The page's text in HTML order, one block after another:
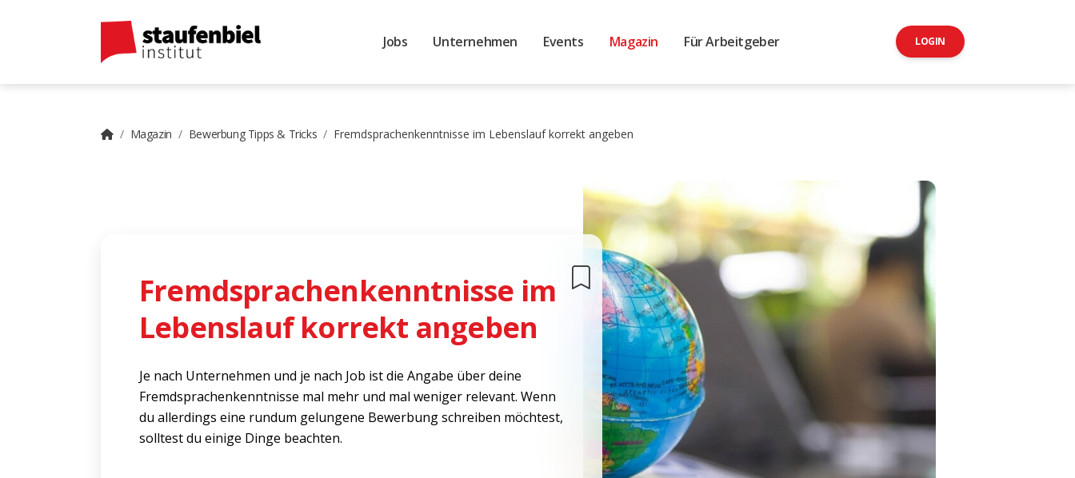
Jobs Unternehmen Events Magazin Für Arbeitgeber LOGIN
Magazin Bewerbung Tipps & Tricks Fremdsprachenkenntnisse im Lebenslauf korrekt angeben
Fremdsprachenkenntnisse im
Lebenslauf korrekt angeben
Je nach Unternehmen und je nach Job ist die Angabe über deine
Fremdsprachenkenntnisse mal mehr und mal weniger relevant. Wenn
du allerdings eine rundum gelungene Bewerbung schreiben möchtest,
solltest du einige Dinge beachten.